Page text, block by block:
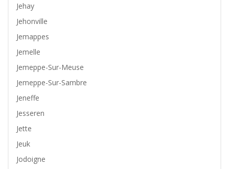
Jehay
Jehonville
Jemappes
Jemelle
Jemeppe-Sur-Meuse
Jemeppe-Sur-Sambre
Jeneffe
Jesseren
Jette
Jeuk
Jodoigne